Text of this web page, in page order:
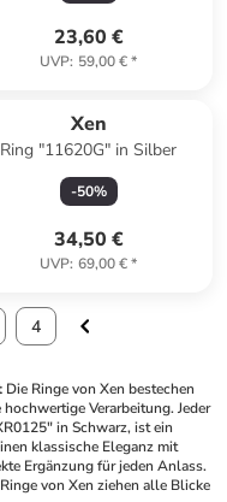
23,60 €
UVP: 59,00 €*
Xen
Ring "11620G" in Silber
-50%
34,50 €
UVP: 69,00 €*
4
Die Ringe von Xen bestechen
Verarbeitung. Jeder
in Schwarz, ist ein
klassische Eleganz mit
Ergänzung für jeden Anlass.
von Xen ziehen alle Blicke